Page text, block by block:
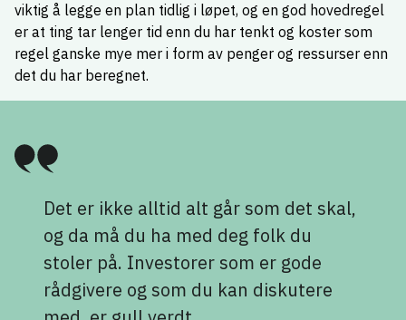
viktig å legge en plan tidlig i løpet, og en god hovedregel
er at ting tar lenger tid enn du har tenkt og koster som
regel ganske mye mer i form av penger og ressurser enn
det du har beregnet.
Det er ikke alltid alt går som det skal,
og da må du ha med deg folk du
stoler på. Investorer som er gode
rådgivere og som du kan diskutere